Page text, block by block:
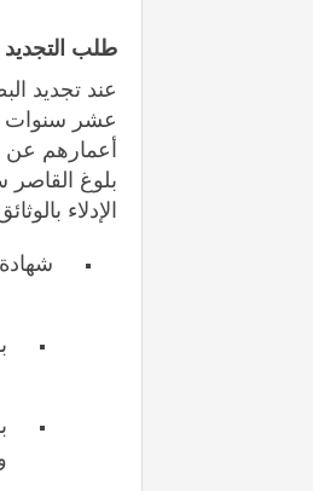
طلب التجديد
عند تجديد
الإدلاء